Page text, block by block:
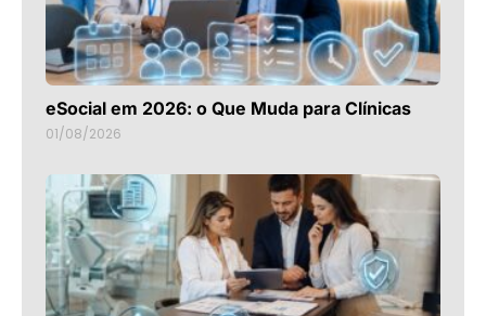
eSocial em 2026: o Que Muda para Clínicas
01/08/2026